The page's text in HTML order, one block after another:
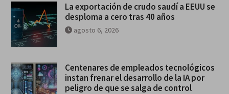
La exportación de crudo saudí a EEUU se
desploma a cero tras 40 años
agosto 6, 2026
Centenares de empleados tecnológicos
instan frenar el desarrollo de la IA por
peligro de que se salga de control